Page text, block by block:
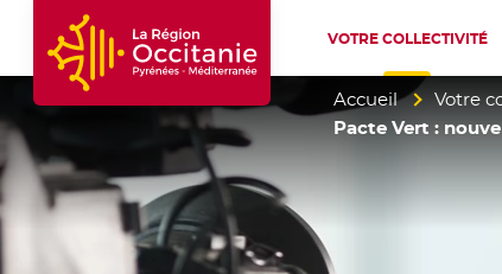
Accueil Région Occitanie / Pyrénées-
VOTRE COLLECTIVITÉ
Accueil Votre
Pacte Vert :